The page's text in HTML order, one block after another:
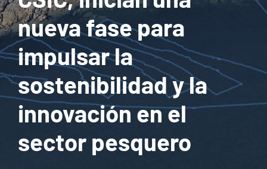
nueva fase para
impulsar la
sostenibilidad y la
innovación en el
sector pesquero